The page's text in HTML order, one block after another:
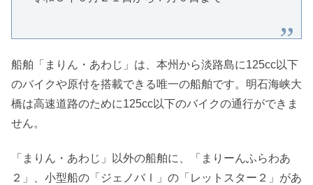
船舶「まりん・あわじ」は、本州から淡路島に125cc以下
のバイクや原付を搭載できる唯一の船舶です。明石海峡大
橋は高速道路のために125cc以下のバイクの通行ができま
せん。
「まりん・あわじ」以外の船舶に、「まりーんふらわあ
２」、小型船の「ジェノバⅠ」の「レットスター２」があ